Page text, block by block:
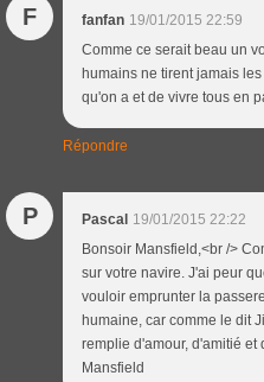
F fanfan 19/01/2015 22:59
Comme ce serait beau un
humains ne tirent jamais
qu'on a et de vivre tous en
Répondre
P Pascal 19/01/2015 22:22
Bonsoir Mansfield,<br />
sur votre navire. J'ai peur
vouloir emprunter la
humaine, car comme le dit
remplie d'amour, d'amitié
Mansfield